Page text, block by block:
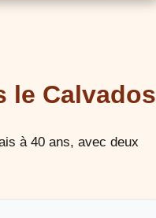
le Calvados
à 40 ans, avec deux